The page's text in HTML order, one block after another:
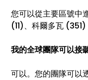
您可以從主要區號中
(11)、科爾多瓦 (351)
我的全球團隊可以接
可以。您的團隊可以